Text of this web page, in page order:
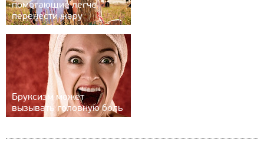
помогающие легче
перенести жару
Бруксизм может
вызывать головную боль